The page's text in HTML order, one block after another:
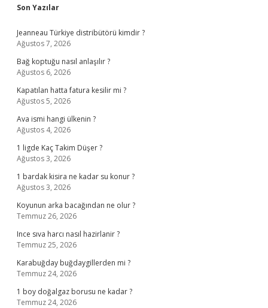
Sidebar
Son Yazılar
Jeanneau Türkiye distribütörü kimdir ?
Ağustos 7, 2026
Bağ koptuğu nasıl anlaşılır ?
Ağustos 6, 2026
Kapatılan hatta fatura kesilir mi ?
Ağustos 5, 2026
Ava ismi hangi ülkenin ?
Ağustos 4, 2026
1 ligde Kaç Takim Düşer ?
Ağustos 3, 2026
1 bardak kisira ne kadar su konur ?
Ağustos 3, 2026
Koyunun arka bacağından ne olur ?
Temmuz 26, 2026
Ince sıva harcı nasıl hazirlanir ?
Temmuz 25, 2026
Karabuğday buğdaygillerden mi ?
Temmuz 24, 2026
1 boy doğalgaz borusu ne kadar ?
Temmuz 24, 2026